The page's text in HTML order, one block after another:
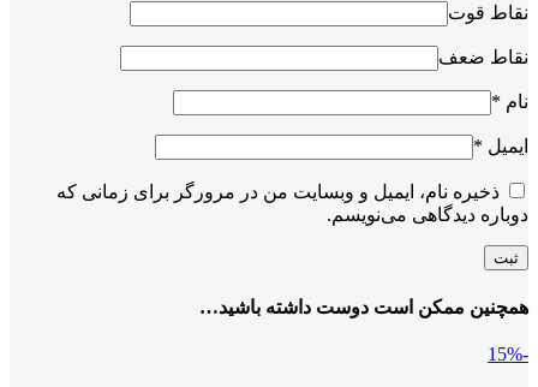
نقاط قوت
نقاط ضعف
نام *
ایمیل *
ذخیره نام، ایمیل و وبسایت من در مرورگر برای زمانی که
دوباره دیدگاهی می‌نویسم.
همچنین ممکن است دوست داشته باشید…
-15%